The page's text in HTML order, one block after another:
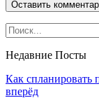
Недавние Посты
Как спланировать
вперёд